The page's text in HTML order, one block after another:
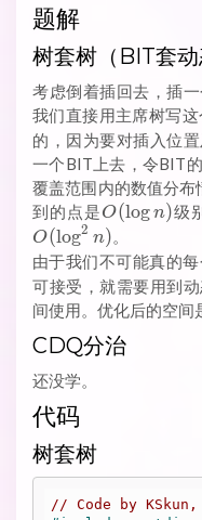
题解
树套树（BIT套动
考虑倒着插回去，插
我们直接用主席树写
的，因为要对插入位
一个BIT上去，令BIT
覆盖范围内的数值分
到的点是O(\log
n)
O(logn)级
O(log2 n)。
由于我们不可能真的
可接受，就需要用到
间使用。优化后的空间
CDQ分治
还没学。
代码
树套树
// Code by KSkun,